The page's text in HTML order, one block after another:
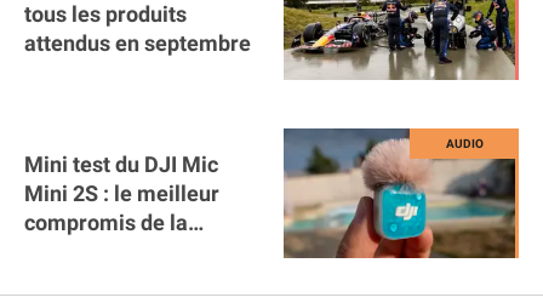
tous les produits
attendus en septembre
Mini test du DJI Mic
Mini 2S : le meilleur
compromis de la